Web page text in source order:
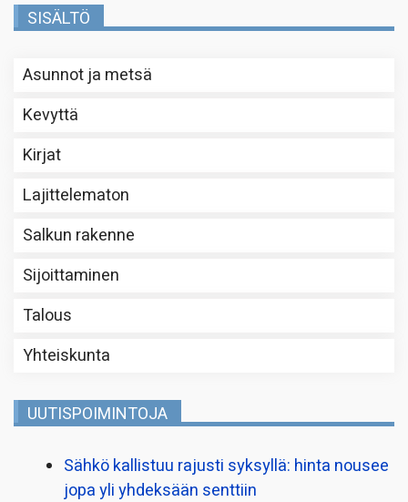
SISÄLTÖ
Asunnot ja metsä
Kevyttä
Kirjat
Lajittelematon
Salkun rakenne
Sijoittaminen
Talous
Yhteiskunta
UUTISPOIMINTOJA
Sähkö kallistuu rajusti syksyllä: hinta nousee
jopa yli yhdeksään senttiin